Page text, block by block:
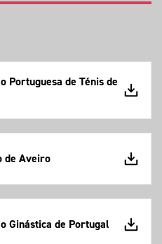
Portuguesa de Ténis de
de Aveiro
Ginástica de Portugal